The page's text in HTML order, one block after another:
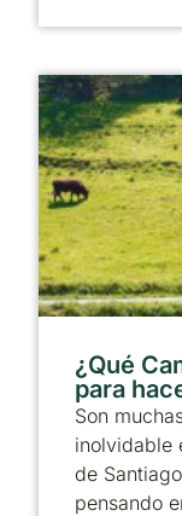
¿Qué
para
Son
inolvidable
de
pensando